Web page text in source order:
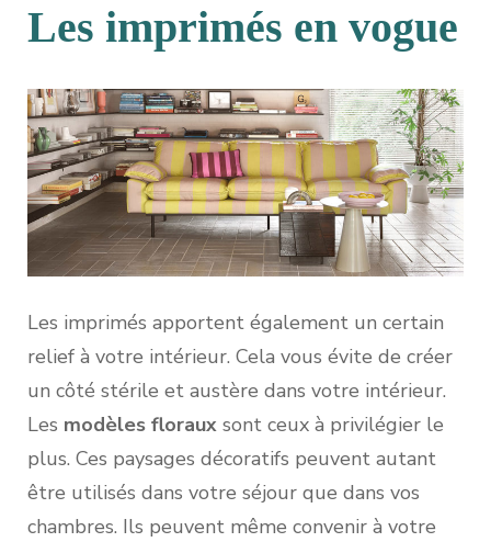
Les imprimés en vogue
Les imprimés apportent également un certain
relief à votre intérieur. Cela vous évite de créer
un côté stérile et austère dans votre intérieur.
Les modèles floraux sont ceux à privilégier le
plus. Ces paysages décoratifs peuvent autant
être utilisés dans votre séjour que dans vos
chambres. Ils peuvent même convenir à votre